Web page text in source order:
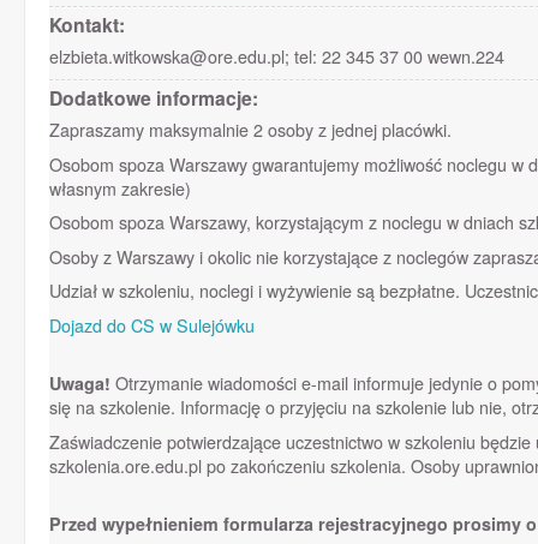
Kontakt:
elzbieta.witkowska@ore.edu.pl; tel: 22 345 37 00 wewn.224
Dodatkowe informacje:
Zapraszamy maksymalnie 2 osoby z jednej placówki.
Osobom spoza Warszawy gwarantujemy możliwość noclegu
własnym zakresie)
Osobom spoza Warszawy, korzystającym z noclegu w dniach
Osoby z Warszawy i okolic nie korzystające z noclegów
Udział w szkoleniu, noclegi i wyżywienie są bezpłatne.
Dojazd do CS w Sulejówku
Uwaga! Otrzymanie wiadomości e-mail informuje jedynie o
się na szkolenie. Informację o przyjęciu na szkolenie lub nie,
Zaświadczenie potwierdzające uczestnictwo w szkoleniu
szkolenia.ore.edu.pl po zakończeniu szkolenia. Osoby
Przed wypełnieniem formularza rejestracyjnego prosimy